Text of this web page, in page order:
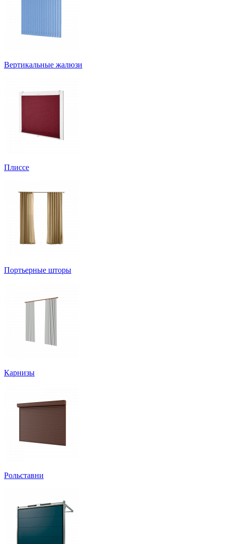
Вертикальные жалюзи
Плиссе
Портьерные шторы
Карнизы
Рольставни